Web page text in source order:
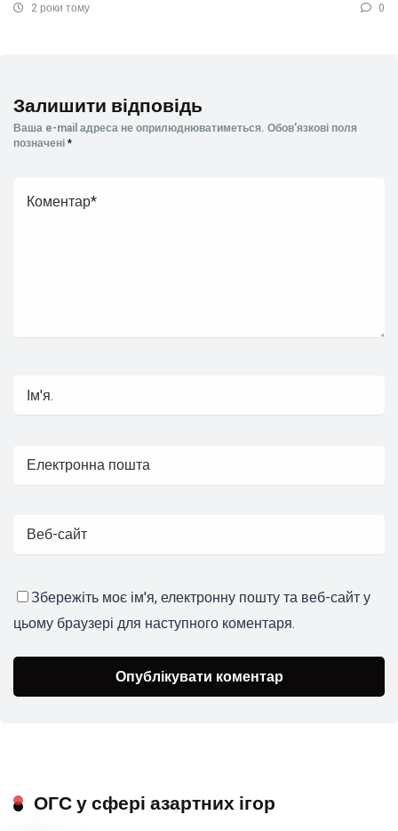
2 роки тому 0
Залишити відповідь
Ваша e-mail адреса не оприлюднюватиметься. Обов’язкові поля
позначені *
Збережіть моє ім'я, електронну пошту та веб-сайт у
цьому браузері для наступного коментаря.
ОГС у сфері азартних ігор